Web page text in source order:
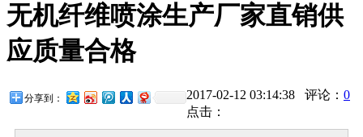
无机纤维喷涂生产厂家直销供
应质量合格
分享到： 2017-02-12 03:14:38 评论： 0
点击：